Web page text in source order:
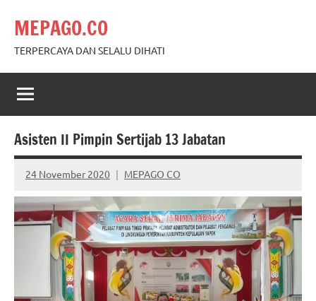
content
MEPAGO.CO
TERPERCAYA DAN SELALU DIHATI
Asisten II Pimpin Sertijab 13 Jabatan
24 November 2020 MEPAGO CO
No
comments